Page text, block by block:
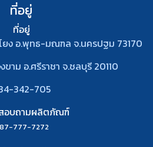
ที่อยู่
ที่อยู่
ยง อ.พุทธ-มณฑล จ.นครปฐม 73170
าม อ.ศรีราชา จ.ชลบุรี 20110
342-705
อบถามผลิตภัณฑ์
777-7272